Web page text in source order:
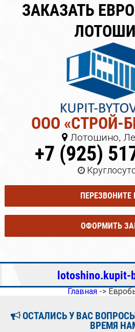
ЗАКАЗАТЬ
ООО «СТРОЙ-
Лотошино,
+7 (925)
ПЕРЕЗВОНИТЕ
ОФОРМИТЬ
lotoshino.kupit-
Главная->
ОСТАЛИСЬ У ВАС
ВРЕМЯ